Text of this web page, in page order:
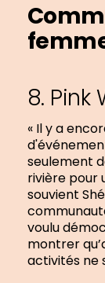
8. Pink
« Il y a
seulement
rivière pour
souvient
voulu
montrer
activités ne